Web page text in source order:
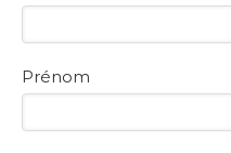
Prénom